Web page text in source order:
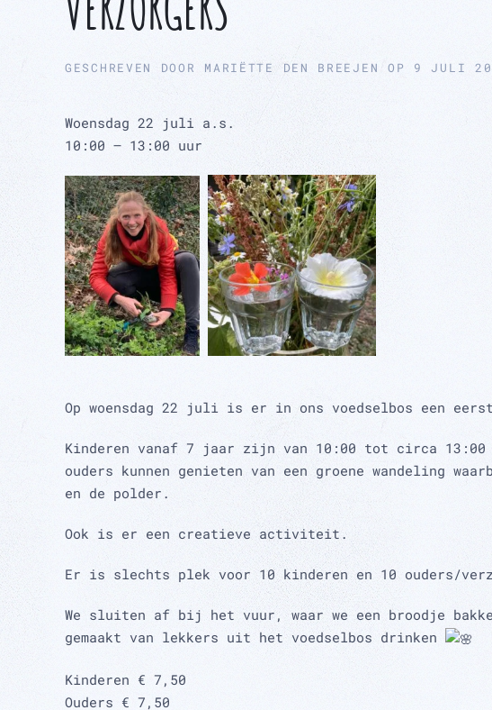
GESCHREVEN DOOR MARIËTTE DEN BREEJEN OP 9 JULI
Woensdag 22 juli a.s.
10:00 – 13:00 uur
Op woensdag 22 juli is er in ons voedselbos een
Kinderen vanaf 7 jaar zijn van 10:00 tot circa
ouders kunnen genieten van een groene wandeling
en de polder.
Ook is er een creatieve activiteit.
Er is slechts plek voor 10 kinderen en 10 ouders/
We sluiten af bij het vuur, waar we een broodje
gemaakt van lekkers uit het voedselbos drinken
Kinderen € 7,50
Ouders € 7,50